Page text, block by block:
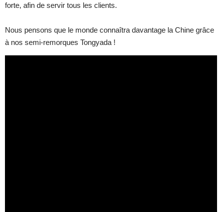
forte, afin de servir tous les clients.
Nous pensons que le monde connaîtra davantage la Chine grâce
à nos semi-remorques Tongyada !